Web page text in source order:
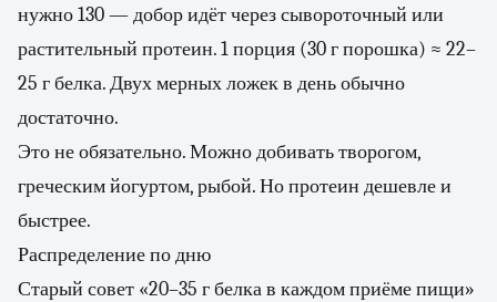
нужно 130 — добор идёт через сывороточный или
растительный протеин. 1 порция (30 г порошка) ≈ 22–
25 г белка. Двух мерных ложек в день обычно
достаточно.
Это не обязательно. Можно добивать творогом,
греческим йогуртом, рыбой. Но протеин дешевле и
быстрее.
Распределение по дню
Старый совет «20–35 г белка в каждом приёме пищи»